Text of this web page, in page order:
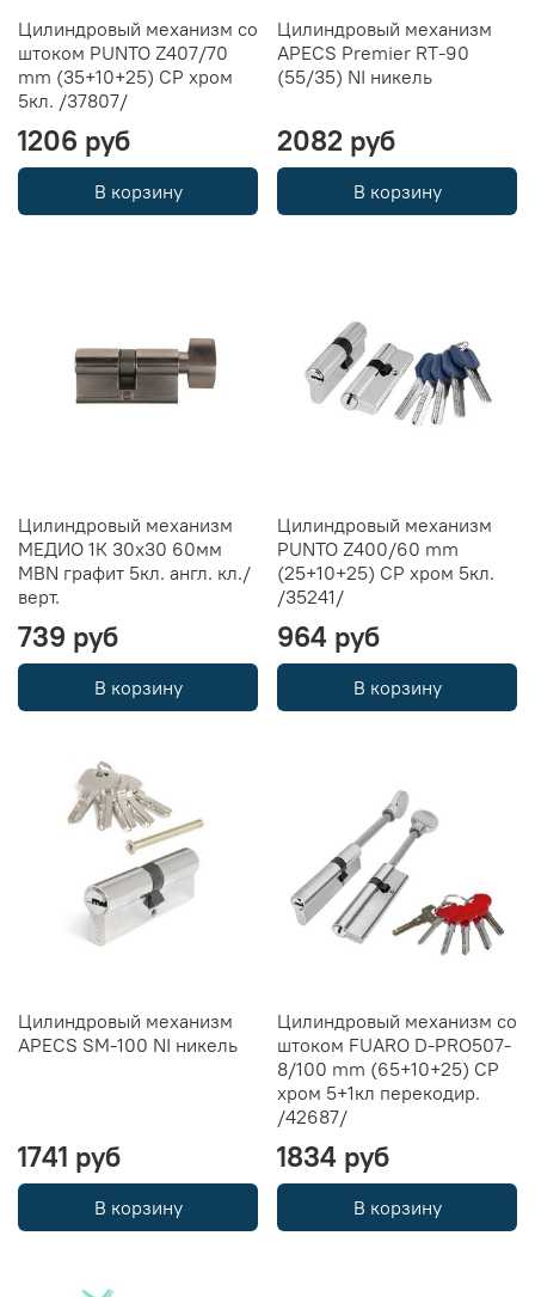
Цилиндровый механизм со
штоком PUNTO Z407/70
mm (35+10+25) CP хром
5кл. /37807/
1206 руб
В корзину
Цилиндровый механизм
APECS Premier RT-90
(55/35) NI никель
2082 руб
В корзину
Цилиндровый механизм
МЕДИО 1К 30x30 60мм
MBN графит 5кл. англ. кл./
верт.
739 руб
В корзину
Цилиндровый механизм
PUNTO Z400/60 mm
(25+10+25) CP хром 5кл.
/35241/
964 руб
В корзину
Цилиндровый механизм
APECS SM-100 NI никель
1741 руб
В корзину
Цилиндровый механизм со
штоком FUARO D-PRO507-
8/100 mm (65+10+25) CP
хром 5+1кл перекодир.
/42687/
1834 руб
В корзину